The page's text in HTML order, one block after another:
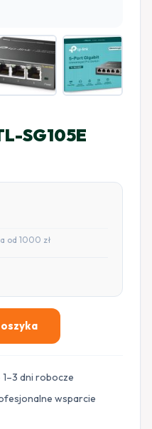
SG105E
od 1000 zł
dni robocze
wsparcie